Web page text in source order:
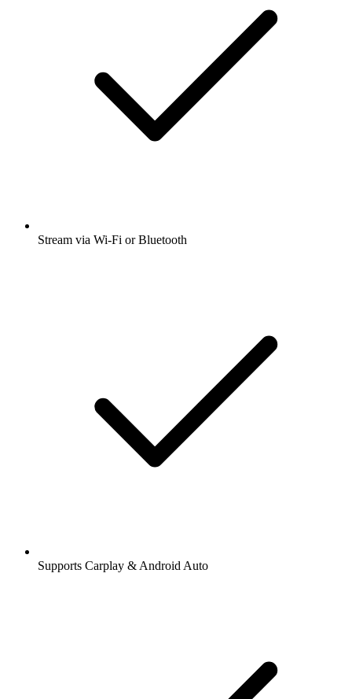
Stream via Wi-Fi or Bluetooth
Supports Carplay & Android Auto